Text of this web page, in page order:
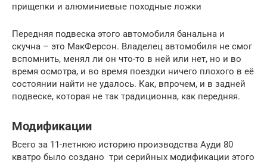
прищепки и алюминиевые походные ложки
Передняя подвеска этого автомобиля банальна и
скучна – это МакФерсон. Владелец автомобиля не смог
вспомнить, менял ли он что-то в ней или нет, но и во
время осмотра, и во время поездки ничего плохого в её
состоянии найти не удалось. Как, впрочем, и в задней
подвеске, которая не так традиционна, как передняя.
Модификации
Всего за 11-летнюю историю производства Ауди 80
кватро было создано три серийных модификации этого